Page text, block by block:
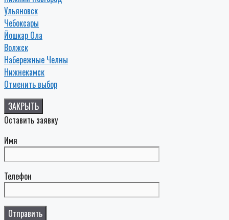
Ульяновск
Чебоксары
Йошкар Ола
Волжск
Набережные Челны
Нижнекамск
Отменить выбор
ЗАКРЫТЬ
Оставить заявку
Имя
Телефон